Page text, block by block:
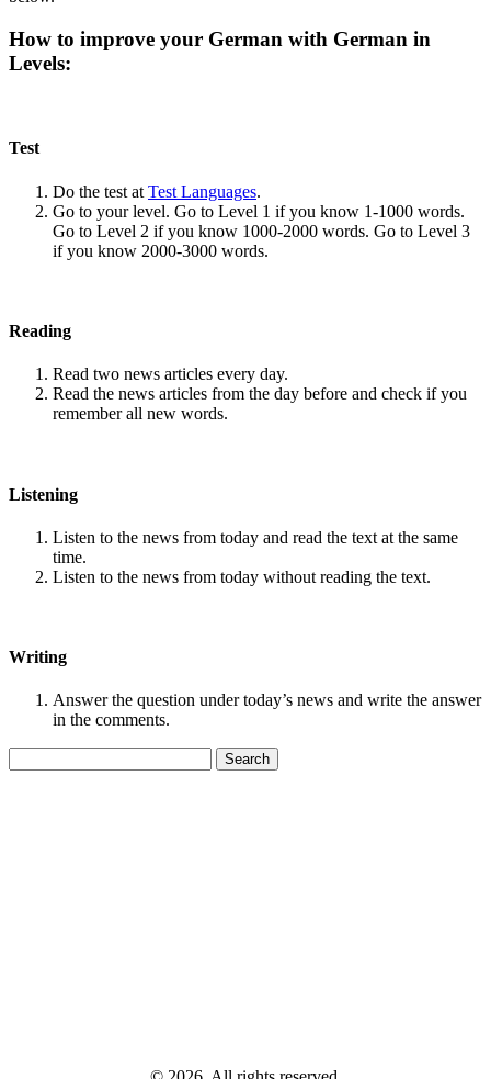
How to improve your German with German in
Levels:
Test
Do the test at Test Languages.
Go to your level. Go to Level 1 if you know 1-1000 words.
Go to Level 2 if you know 1000-2000 words. Go to Level 3
if you know 2000-3000 words.
Reading
Read two news articles every day.
Read the news articles from the day before and check if you
remember all new words.
Listening
Listen to the news from today and read the text at the same
time.
Listen to the news from today without reading the text.
Writing
Answer the question under today’s news and write the answer
in the comments.
for: